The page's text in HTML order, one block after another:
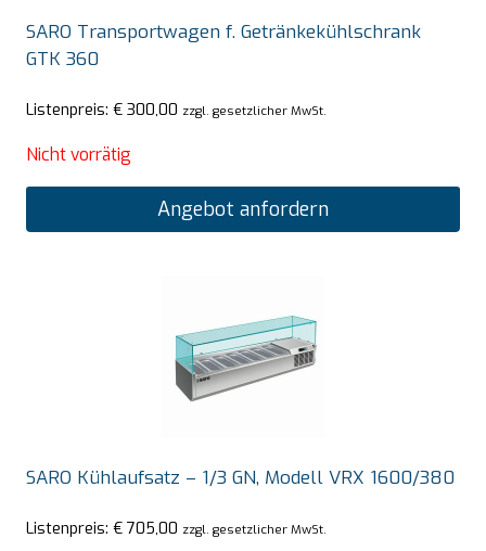
SARO Transportwagen f. Getränkekühlschrank
GTK 360
Listenpreis: € 300,00 zzgl. gesetzlicher MwSt.
Nicht vorrätig
Angebot anfordern
SARO Kühlaufsatz – 1/3 GN, Modell VRX 1600/380
Listenpreis: € 705,00 zzgl. gesetzlicher MwSt.